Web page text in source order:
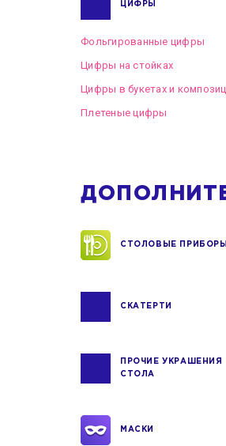
ЦИФРЫ
Фольгированные цифры
Цифры на стойках
Цифры в букетах и
Плетеные цифры
СТОЛОВЫЕ ПРИБОРЫ
СКАТЕРТИ
ПРОЧИЕ УКРАШЕНИЯ
СТОЛА
МАСКИ